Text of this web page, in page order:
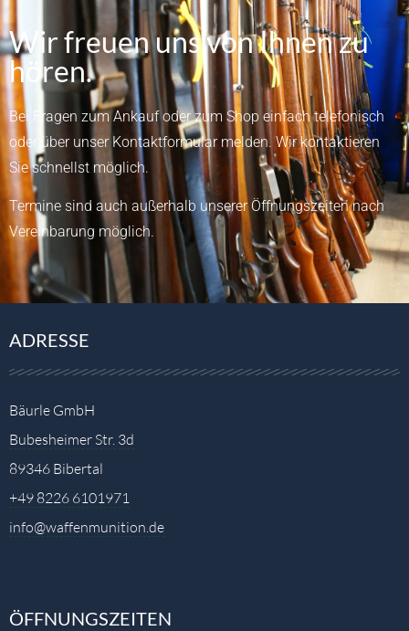
Wir freuen uns von Ihnen zu
hören.
Bei Fragen zum Ankauf oder zum Shop einfach telefonisch
oder über unser Kontaktformularmelden.Wir kontaktieren
Sie schnellst möglich.
Termine sind auch außerhalb unserer Öffnungszeiten nach
Vereinbarung möglich.
ADRESSE
Bäurle GmbH
Bubesheimer Str. 3d
89346 Bibertal
+49 8226 6101971
info@waffenmunition.de
ÖFFNUNGSZEITEN